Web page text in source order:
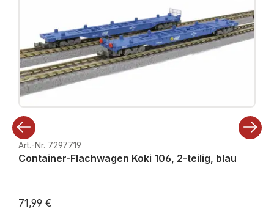
Art.-Nr. 7297719
Container-Flachwagen Koki 106, 2-teilig, blau
71,99 €